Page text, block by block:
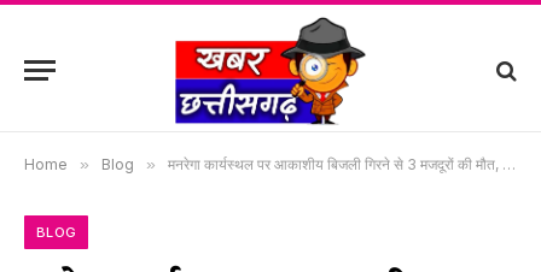
Home » Blog » मनरेगा कार्यस्थल पर आकाशीय बिजली गिरने से 3 मजदूरों की मौत, 5 घायल
BLOG